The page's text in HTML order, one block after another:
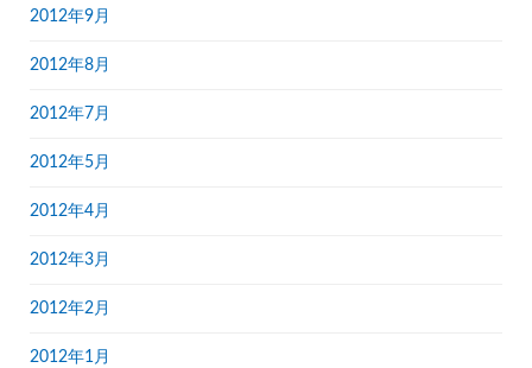
2012年9月
2012年8月
2012年7月
2012年5月
2012年4月
2012年3月
2012年2月
2012年1月